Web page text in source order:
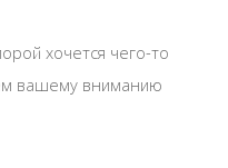
хочется чего-то
вашему вниманию